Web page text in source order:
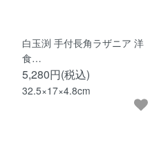
白玉渕 手付長角ラザニア 洋
食…
5,280円(税込)
32.5×17×4.8cm